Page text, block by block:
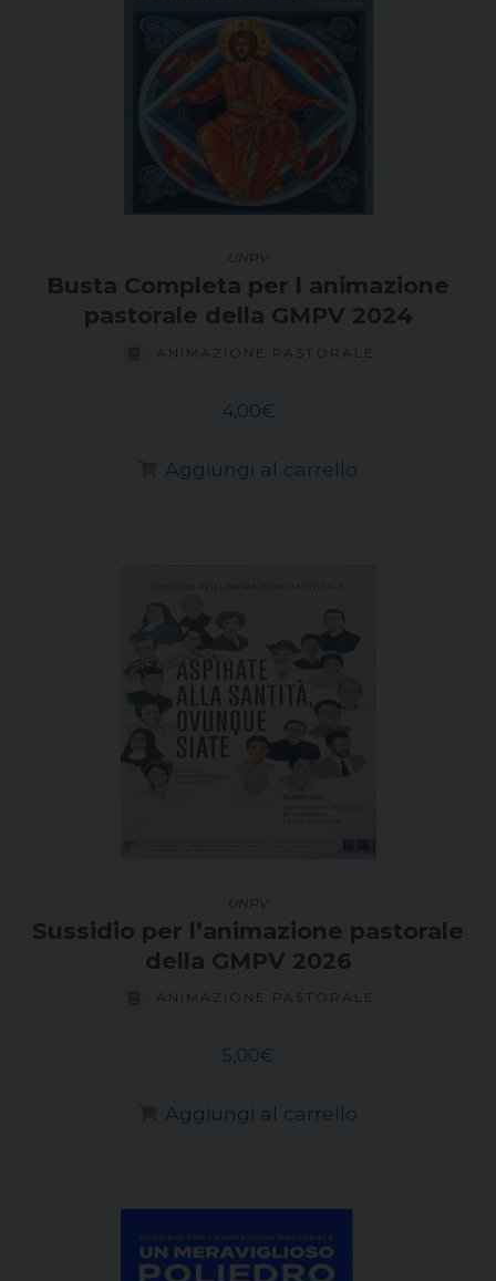
UNPV
Busta Completa per l animazione
pastorale della GMPV 2024
ANIMAZIONE PASTORALE
4,00€
Aggiungi al carrello
UNPV
Sussidio per l’animazione pastorale
della GMPV 2026
ANIMAZIONE PASTORALE
5,00€
Aggiungi al carrello